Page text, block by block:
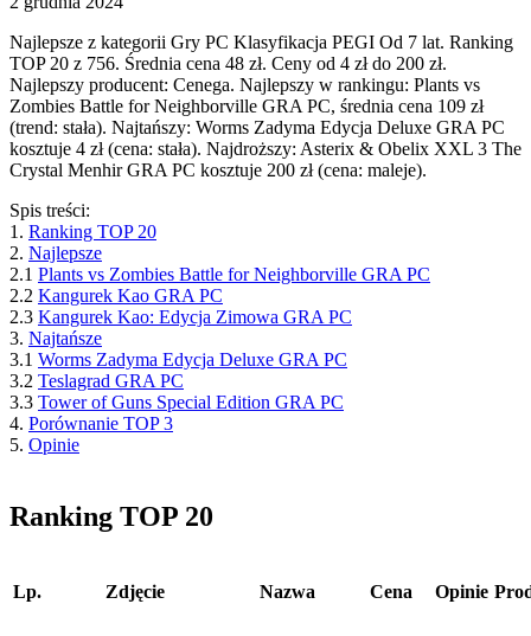
Najlepsze z kategorii Gry PC Klasyfikacja PEGI Od 7 lat. Ranking
TOP 20 z 756. Średnia cena 48 zł. Ceny od 4 zł do 200 zł.
Najlepszy producent: Cenega. Najlepszy w rankingu: Plants vs
Zombies Battle for Neighborville GRA PC, średnia cena 109 zł
(trend: stała). Najtańszy: Worms Zadyma Edycja Deluxe GRA PC
kosztuje 4 zł (cena: stała). Najdroższy: Asterix & Obelix XXL 3 The
Crystal Menhir GRA PC kosztuje 200 zł (cena: maleje).
Spis treści:
1. Ranking TOP 20
2. Najlepsze
2.1 Plants vs Zombies Battle for Neighborville GRA PC
2.2 Kangurek Kao GRA PC
2.3 Kangurek Kao: Edycja Zimowa GRA PC
3. Najtańsze
3.1 Worms Zadyma Edycja Deluxe GRA PC
3.2 Teslagrad GRA PC
3.3 Tower of Guns Special Edition GRA PC
4. Porównanie TOP 3
5. Opinie
Ranking TOP 20
Lp. Zdjęcie Nazwa Cena Opinie